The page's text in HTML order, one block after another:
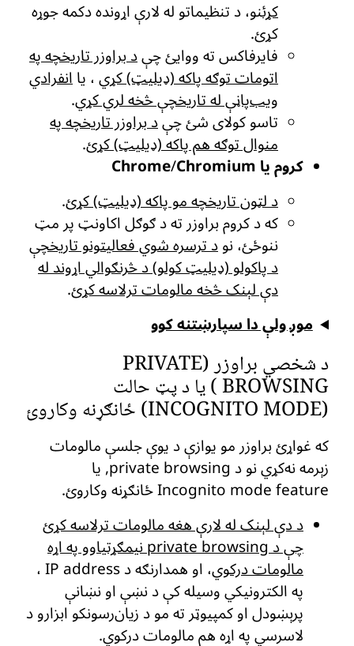
کړئنو، د تنظیماتو له لارې اړونده دکمه جوړه
کړئ.
فایرفاکس ته ووایئ چېد براوزر تاریخچه په
اتومات توګه پاکه (ډیلیټ) کړي ، یا انفرادي
ویب‌پاڼې له تاریخچې څخه لري کړي.
تاسو کولای شئ چېد براوزر تاریخچه په
منوال توګه هم پاکه (ډیلیټ) کړئ.
کروم یا Chrome
/Chromium
د لټون تاریخچه مو پاکه (ډیلیټ) کړئ.
که د کروم براوزر ته د ګوګل اکاونټ پر مټ
ننوځئ، نو د ترسره شوي فعالیتونو تاریخچې
د پاکولو (ډیلیټ کولو) د څرنګوالي اړوند له
دې لېنک څخه مالومات ترلاسه کړئ.
موږ ولې دا سپارښتنه کوو
د شخصي براوزر (PRIVATE
BROWSING ) یا د پټ حالت
(INCOGNITO MODE) ځانګړنه وکاروئ
که غواړئ براوزر مو یوازې د یوې جلسې مالومات
زېرمه نه‌کړي نو د private browsing, یا
Incognito mode feature ځانګړنه وکاروئ.
د دې لېنک له لارې هغه مالومات ترلاسه کړئ
چې د private browsing نیمګړتیاوو په اړه
مالومات درکوي
، او همدارنګه د IP address ،
په الکترونیکي وسیله کې د نښې او نښانې
پرېښودل او کمپیوټر ته مو د زیان‌رسونکو ابزارو د
لاسرسي په اړه هم مالومات درکوي.